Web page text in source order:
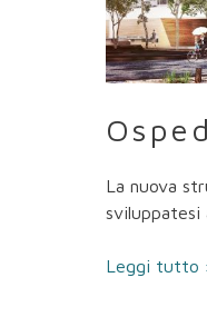
La nuova
sviluppatesi
Leggi tutto